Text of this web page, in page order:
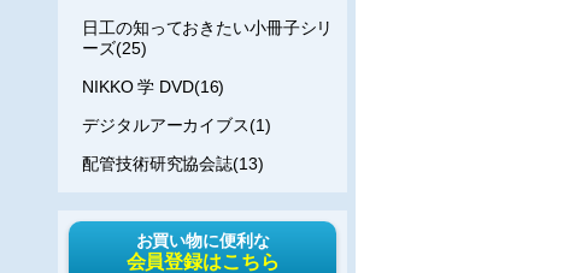
日工の知っておきたい小冊子シリ
ーズ(25)
NIKKO 学 DVD(16)
デジタルアーカイブス(1)
配管技術研究協会誌(13)
お買い物に便利な
会員登録はこちら